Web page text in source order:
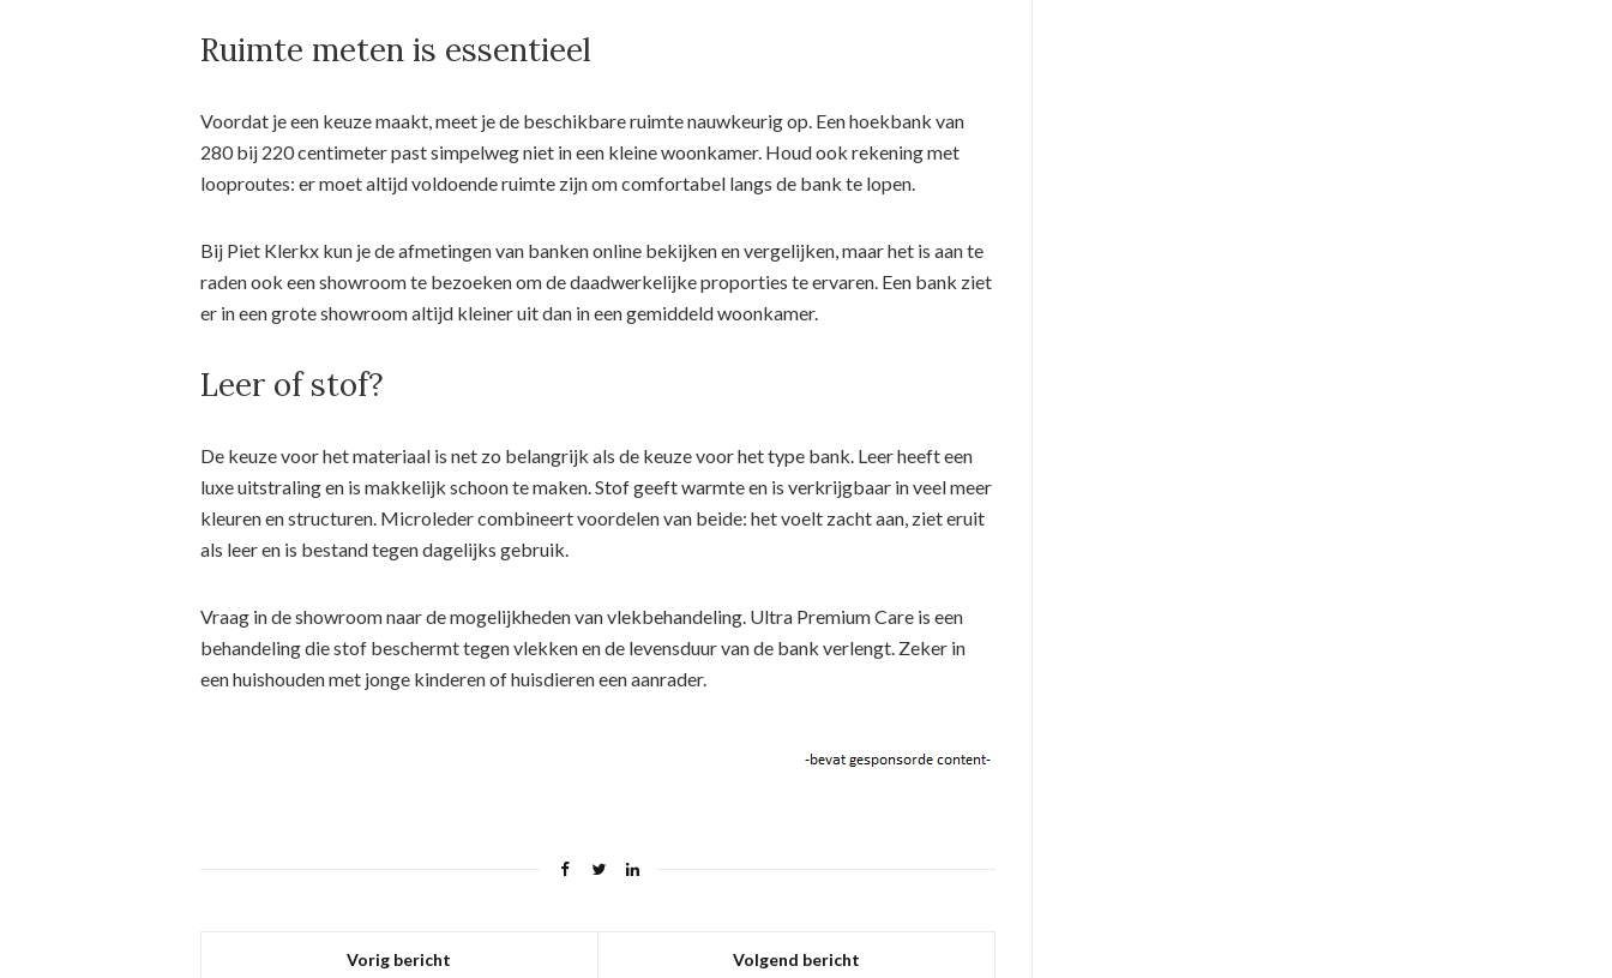
Ruimte meten is essentieel
Voordat je een keuze maakt, meet je de beschikbare ruimte nauwkeurig op. Een hoekbank van
280 bij 220 centimeter past simpelweg niet in een kleine woonkamer. Houd ook rekening met
looproutes: er moet altijd voldoende ruimte zijn om comfortabel langs de bank te lopen.
Bij Piet Klerkx kun je de afmetingen van banken online bekijken en vergelijken, maar het is aan te
raden ook een showroom te bezoeken om de daadwerkelijke proporties te ervaren. Een bank ziet
er in een grote showroom altijd kleiner uit dan in een gemiddeld woonkamer.
Leer of stof?
De keuze voor het materiaal is net zo belangrijk als de keuze voor het type bank. Leer heeft een
luxe uitstraling en is makkelijk schoon te maken. Stof geeft warmte en is verkrijgbaar in veel meer
kleuren en structuren. Microleder combineert voordelen van beide: het voelt zacht aan, ziet eruit
als leer en is bestand tegen dagelijks gebruik.
Vraag in de showroom naar de mogelijkheden van vlekbehandeling. Ultra Premium Care is een
behandeling die stof beschermt tegen vlekken en de levensduur van de bank verlengt. Zeker in
een huishouden met jonge kinderen of huisdieren een aanrader.
Vorig bericht Volgend bericht